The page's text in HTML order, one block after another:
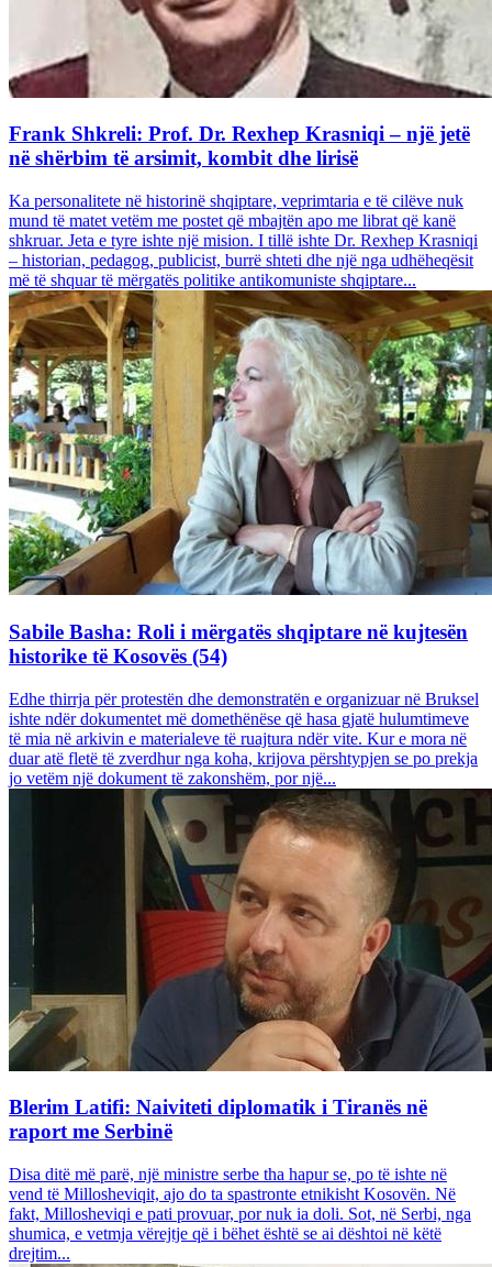
Frank Shkreli: Prof. Dr. Rexhep Krasniqi – një jetë
në shërbim të arsimit, kombit dhe lirisë
Ka personalitete në historinë shqiptare, veprimtaria e të cilëve nuk
mund të matet vetëm me postet që mbajtën apo me librat që kanë
shkruar. Jeta e tyre ishte një mision. I tillë ishte Dr. Rexhep Krasniqi
– historian, pedagog, publicist, burrë shteti dhe një nga udhëheqësit
më të shquar të mërgatës politike antikomuniste shqiptare...
Sabile Basha: Roli i mërgatës shqiptare në kujtesën
historike të Kosovës (54)
Edhe thirrja për protestën dhe demonstratën e organizuar në Bruksel
ishte ndër dokumentet më domethënëse që hasa gjatë hulumtimeve
të mia në arkivin e materialeve të ruajtura ndër vite. Kur e mora në
duar atë fletë të zverdhur nga koha, krijova përshtypjen se po prekja
jo vetëm një dokument të zakonshëm, por një...
Blerim Latifi: Naiviteti diplomatik i Tiranës në
raport me Serbinë
Disa ditë më parë, një ministre serbe tha hapur se, po të ishte në
vend të Millosheviqit, ajo do ta spastronte etnikisht Kosovën. Në
fakt, Millosheviqi e pati provuar, por nuk ia doli. Sot, në Serbi, nga
shumica, e vetmja vërejtje që i bëhet është se ai dështoi në këtë
drejtim...